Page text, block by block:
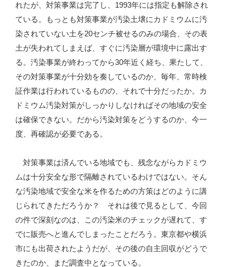
れたが、対策事業は完了し、1993年には指定も解除され
ている。もっとも対策事業が汚染土壌にカドミウムに汚
染されていない土を20センチ被せるのみの場合、その表
土が失われてしまえば、すぐに汚染層が環境中に露出す
る。汚染事業が終わってから30年近く経ち、果たして、
その対策事業が十分効を奏しているのか、毎年、常時検
証作業は行われているものの、それで十分だったか。カ
ドミウム汚染対策がしっかりしなければその地域の安全
は確保できない。だから汚染対策をどうするのか、今一
度、再確認が必要である。
対策事業は済んでいる地域でも、残念ながらカドミウ
ムは十分安全な形で隔離されているわけではない。そん
な汚染地域で安全な米を作るための方策はどのように講
じられてきただろうか？ それは後で見るとして、今回
の件で深刻なのは、この汚染米のチェックが遅れて、す
でに販売へと進んでしまったことだろう。東京都や横浜
市にも出荷されたようだが、その後の自主回収がどうで
きたのか、まだ調査中となっている。